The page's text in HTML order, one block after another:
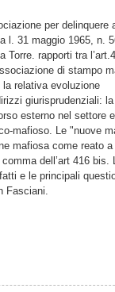
per delinquere
l. 31 maggio 1965, n.
Torre. rapporti tra
di stampo
relativa evoluzione
giurisprudenziali:
esterno nel settore
mafioso. Le "nuove
mafiosa come reato a
dell’art 416 bis.
e le principali
Fasciani.